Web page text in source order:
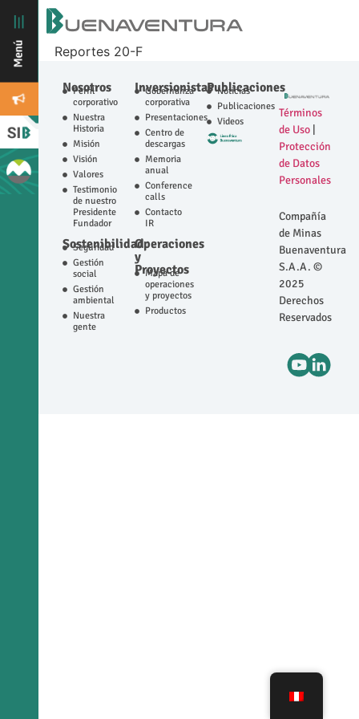
Reportes 20-F
Nosotros
Perfil
corporativo
Nuestra
Historia
Misión
Visión
Valores
Testimonio
de nuestro
Presidente
Fundador
Sostenibilidad
Seguridad
Gestión
social
Gestión
ambiental
Nuestra
gente
Inversionistas
Gobernanza
corporativa
Presentaciones
Centro de
descargas
Memoria
anual
Conference
calls
Contacto
IR
Operaciones
y
Proyectos
Mapa de
operaciones
y proyectos
Productos
Publicaciones
Noticias
Publicaciones
Videos
Términos
de Uso
Protección
de Datos
Personales
Compañía
de Minas
Buenaventura
S.A.A. ©
2025
Derechos
Reservados